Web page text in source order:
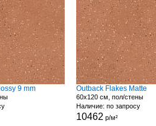
9 mm Outback Flakes Matte
60x120 см, пол/стены
Наличие: по запросу
10462 р/м²